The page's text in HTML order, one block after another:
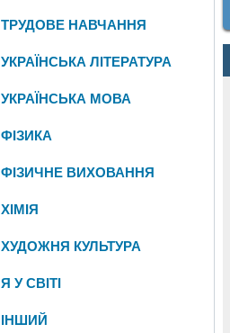
ТРУДОВЕ НАВЧАННЯ
УКРАЇНСЬКА ЛІТЕРАТУРА
УКРАЇНСЬКА МОВА
ФІЗИКА
ФІЗИЧНЕ ВИХОВАННЯ
ХІМІЯ
ХУДОЖНЯ КУЛЬТУРА
Я У СВІТІ
ІНШИЙ